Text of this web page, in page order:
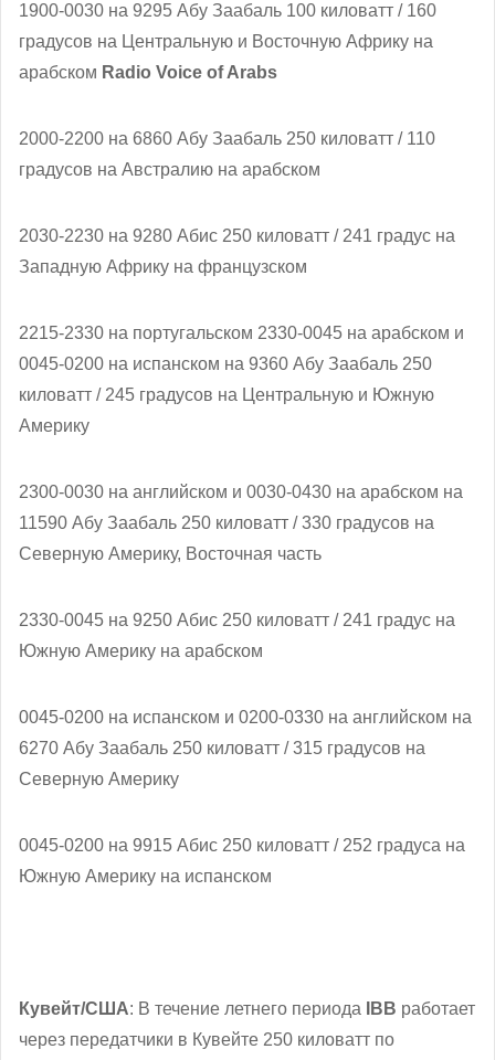
1900-0030 на 9295 Абу Заабаль 100 киловатт / 160
градусов на Центральную и Восточную Африку на
арабском Radio Voice of Arabs
2000-2200 на 6860 Абу Заабаль 250 киловатт / 110
градусов на Австралию на арабском
2030-2230 на 9280 Абис 250 киловатт / 241 градус на
Западную Африку на французском
2215-2330 на португальском 2330-0045 на арабском и
0045-0200 на испанском на 9360 Абу Заабаль 250
киловатт / 245 градусов на Центральную и Южную
Америку
2300-0030 на английском и 0030-0430 на арабском на
11590 Абу Заабаль 250 киловатт / 330 градусов на
Северную Америку, Восточная часть
2330-0045 на 9250 Абис 250 киловатт / 241 градус на
Южную Америку на арабском
0045-0200 на испанском и 0200-0330 на английском на
6270 Абу Заабаль 250 киловатт / 315 градусов на
Северную Америку
0045-0200 на 9915 Абис 250 киловатт / 252 градуса на
Южную Америку на испанском
Кувейт/США: В течение летнего периода IBB работает
через передатчики в Кувейте 250 киловатт по